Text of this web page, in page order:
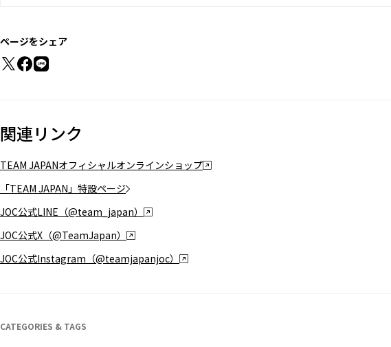
ページをシェア
関連リンク
TEAM JAPANオフィシャルオンラインショップ
「TEAM JAPAN」特設ページ
JOC公式LINE（@team_japan）
JOC公式X（@TeamJapan）
JOC公式Instagram（@teamjapanjoc）
CATEGORIES & TAGS